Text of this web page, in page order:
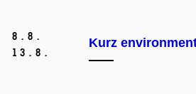
8. 8.
13. 8.
Kurz